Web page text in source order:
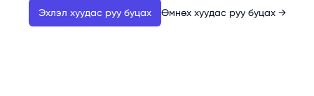
Эхлэл хуудас руу буцах Өмнөх хуудас руу буцах →